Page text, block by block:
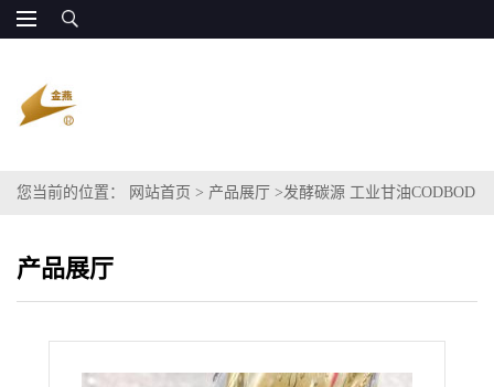
您当前的位置： 网站首页 > 产品展厅 >发酵碳源 工业甘油CODBOD
产品展厅